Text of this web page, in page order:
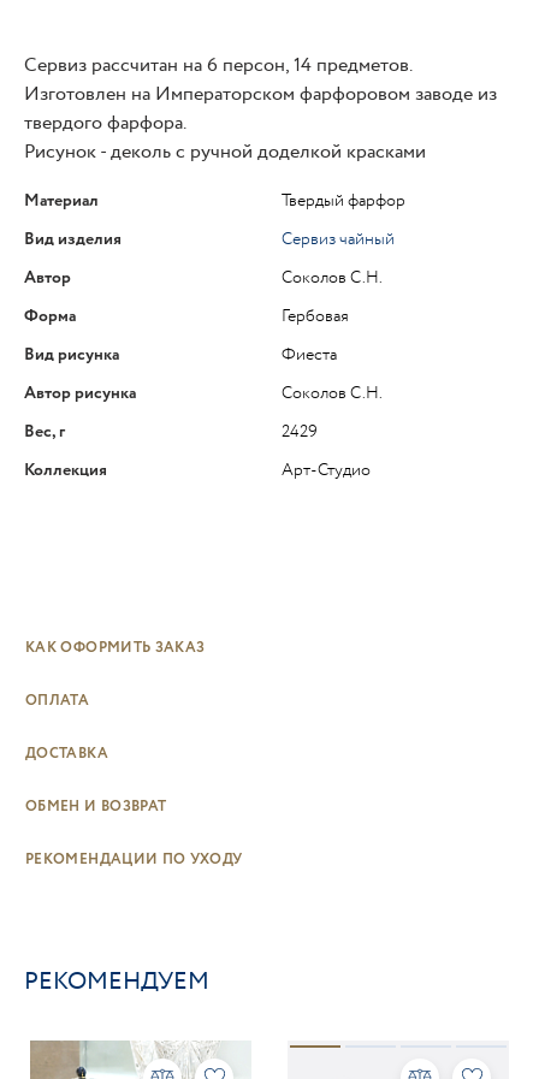
Сервиз рассчитан на 6 персон, 14 предметов.
Изготовлен на Императорском фарфоровом заводе из
твердого фарфора.
Рисунок - деколь с ручной доделкой красками
Материал
Твердый фарфор
Вид изделия
Сервиз чайный
Автор
Соколов С.Н.
Форма
Гербовая
Вид рисунка
Фиеста
Автор рисунка
Соколов С.Н.
Вес, г
2429
Коллекция
Арт-Студио
КАК ОФОРМИТЬ ЗАКАЗ
ОПЛАТА
ДОСТАВКА
ОБМЕН И ВОЗВРАТ
РЕКОМЕНДАЦИИ ПО УХОДУ
РЕКОМЕНДУЕМ